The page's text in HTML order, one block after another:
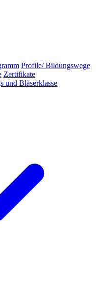
Profile/ Bildungswege
Zertifikate
und Bläserklasse